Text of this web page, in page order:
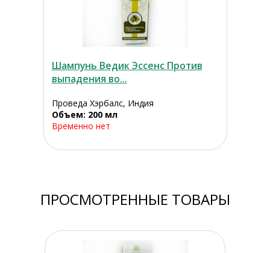
Шампунь Ведик Эссенс Против
выпадения во...
Проведа Хэрбалс, Индия
Объем: 200 мл
Временно нет
ПРОСМОТРЕННЫЕ ТОВАРЫ